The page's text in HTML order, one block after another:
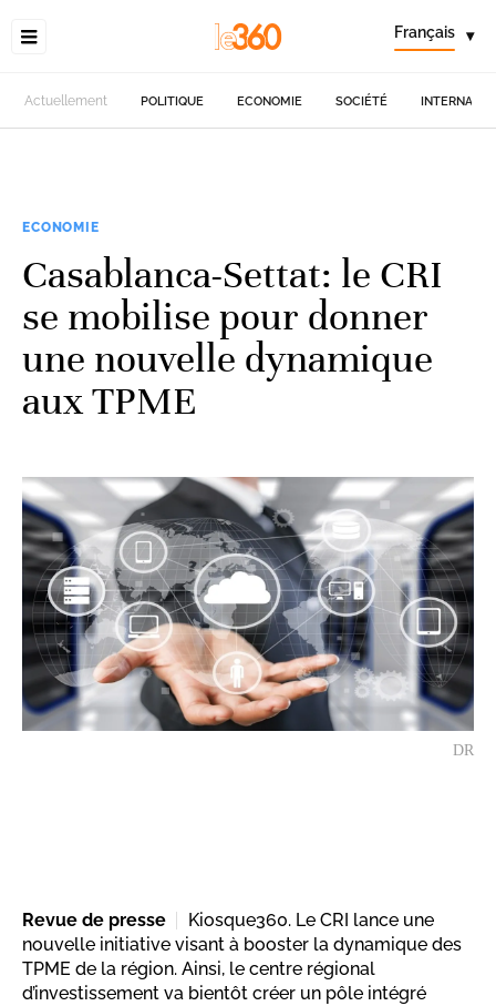
Français ▾
Actuellement POLITIQUE ECONOMIE SOCIÉTÉ
ECONOMIE
Casablanca-Settat: le CRI
se mobilise pour donner
une nouvelle dynamique
aux TPME
DR
Revue de presse
Kiosque360. Le CRI lance une
nouvelle initiative visant à booster la dynamique des
TPME de la région. Ainsi, le centre régional
d’investissement va bientôt créer un pôle intégré